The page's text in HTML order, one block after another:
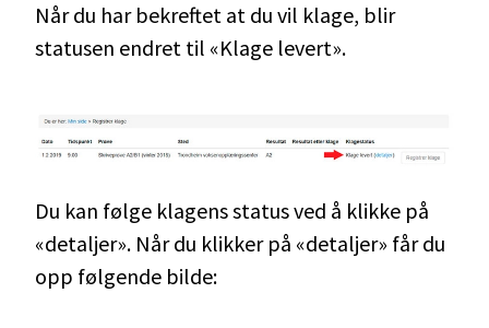
Når du har bekreftet at du vil klage, blir
statusen endret til «Klage levert».
Du kan følge klagens status ved å klikke på
«detaljer». Når du klikker på «detaljer» får du
opp følgende bilde: